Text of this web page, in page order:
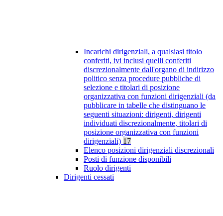
Incarichi dirigenziali, a qualsiasi titolo
conferiti, ivi inclusi quelli conferiti
discrezionalmente dall'organo di indirizzo
politico senza procedure pubbliche di
selezione e titolari di posizione
organizzativa con funzioni dirigenziali (da
pubblicare in tabelle che distinguano le
seguenti situazioni: dirigenti, dirigenti
individuati discrezionalmente, titolari di
posizione organizzativa con funzioni
dirigenziali) 17
Elenco posizioni dirigenziali discrezionali
Posti di funzione disponibili
Ruolo dirigenti
Dirigenti cessati